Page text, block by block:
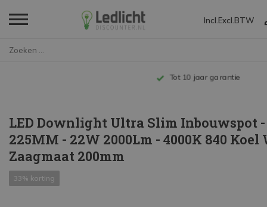
Incl. Excl. BTW
Tot 10 jaar garantie
LED Downlight Ultra Slim Inbouwspot
225MM - 22W 2000Lm - 4000K 840 Koel
Zaagmaat 200mm
33% korting